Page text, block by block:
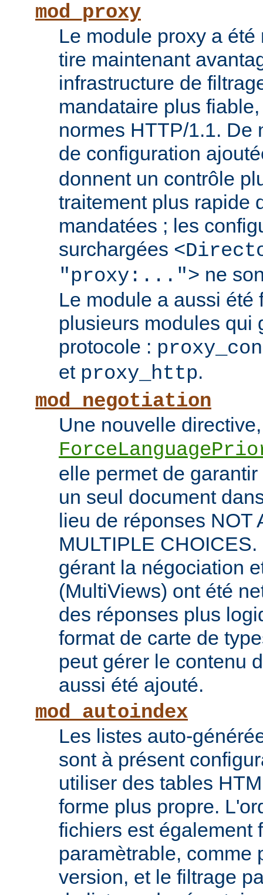
mod_proxy
Le module proxy a été
tire maintenant
infrastructure de
mandataire plus
normes HTTP/1.1. De
de configuration
donnent un contrôle
traitement plus rapide
mandatées ; les
surchargées
"proxy:..."> ne
Le module a aussi été
plusieurs modules qui
protocole :
et proxy_http.
mod_negotiation
Une nouvelle directive,
elle permet de
un seul document
lieu de réponses NOT
MULTIPLE
gérant la négociation
(MultiViews) ont été
des réponses plus
format de carte de
peut gérer le contenu
aussi été ajouté.
mod_autoindex
Les listes auto-
sont à présent
utiliser des tables
forme plus propre.
fichiers est également
paramètrable, comme
version, et le filtrage